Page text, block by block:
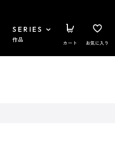
SERIES
作品 カート お気に入り